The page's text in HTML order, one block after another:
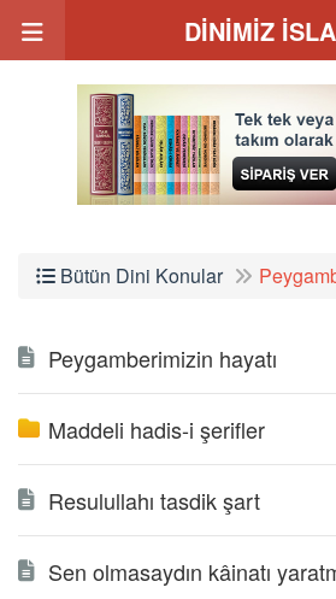
DİNİMİZ
Bütün Dini Konular
Peygamberimizin hayatı
Maddeli hadis-i şerifler
Resulullahı tasdik şart
Sen olmasaydın kâinatı